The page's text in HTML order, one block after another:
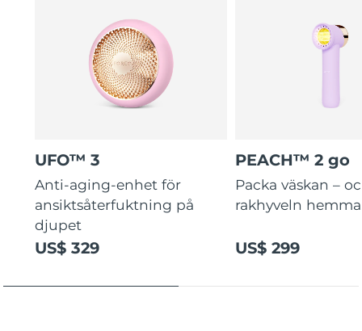
UFO™ 3
Anti-aging-enhet för
ansiktsåterfuktning på
djupet
US$ 329
PEACH™ 2 go
Packa väskan –
rakhyveln
US$ 299